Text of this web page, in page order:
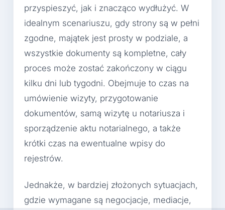
przyspieszyć, jak i znacząco wydłużyć. W
idealnym scenariuszu, gdy strony są w pełni
zgodne, majątek jest prosty w podziale, a
wszystkie dokumenty są kompletne, cały
proces może zostać zakończony w ciągu
kilku dni lub tygodni. Obejmuje to czas na
umówienie wizyty, przygotowanie
dokumentów, samą wizytę u notariusza i
sporządzenie aktu notarialnego, a także
krótki czas na ewentualne wpisy do
rejestrów.
Jednakże, w bardziej złożonych sytuacjach,
gdzie wymagane są negocjacje, mediacje,